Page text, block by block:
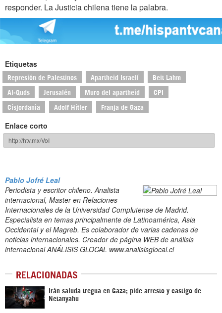
responder. La Justicia chilena tiene la palabra.
Etiquetas
Represión de Palestinos Apartheid Israelí Beit Lahm
Al-Quds Jerusalén Muro del apartheid CPI
Cisjordania Adolf Hitler Franja de Gaza
Enlace corto
Pablo Jofré Leal
Periodista y escritor chileno. Analista
internacional, Master en Relaciones
Internacionales de la Universidad Complutense de Madrid.
Especialista en temas principalmente de Latinoamérica, Asia
Occidental y el Magreb. Es colaborador de varias cadenas de
noticias internacionales. Creador de página WEB de análisis
internacional ANÁLISIS GLOCAL www.analisisglocal.cl
RELACIONADAS
Irán saluda tregua en Gaza; pide arresto y castigo de
Netanyahu